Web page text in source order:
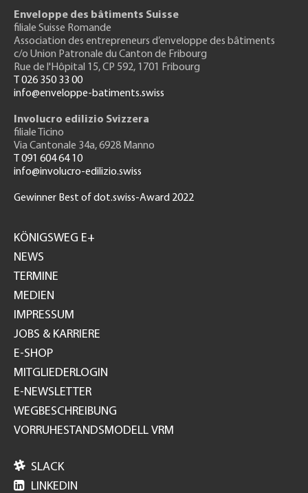
Enveloppe des bâtiments Suisse
filiale Suisse Romande
Association des entrepreneurs d’enveloppe des bâtiments
c/o Union Patronale du Canton de Fribourg
Rue de l'Hôpital 15, CP 592, 1701 Fribourg
T 026 350 33 00
info@enveloppe-batiments.swiss
Involucro edilizio Svizzera
filiale Ticino
Via Cantonale 34a, 6928 Manno
T 091 604 64 10
info@involucro-edilizio.swiss
Gewinner Best of dot.swiss-Award 2022
GH
KÖNIGSWEG E+
NEWS
TERMINE
MEDIEN
IMPRESSUM
JOBS & KARRIERE
E-SHOP
MITGLIEDERLOGIN
E-NEWSLETTER
WEGBESCHREIBUNG
VORRUHESTANDSMODELL VRM
 SLACK
 LINKEDIN